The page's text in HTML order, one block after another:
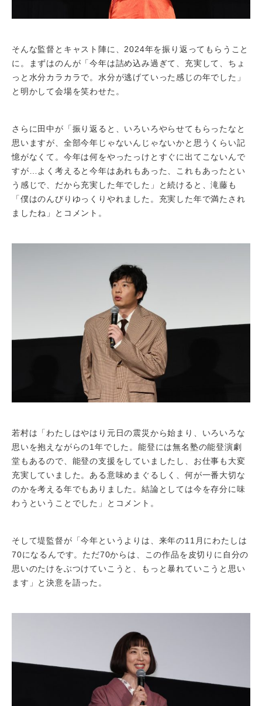
そんな監督とキャスト陣に、2024年を振り返ってもらうこと
に。まずはのんが「今年は詰め込み過ぎて、充実して、ちょ
っと水分カラカラで。水分が逃げていった感じの年でした」
と明かして会場を笑わせた。
さらに田中が「振り返ると、いろいろやらせてもらったなと
思いますが、全部今年じゃないんじゃないかと思うくらい記
憶がなくて。今年は何をやったっけとすぐに出てこないんで
すが…よく考えると今年はあれもあった、これもあったとい
う感じで、だから充実した年でした」と続けると、滝藤も
「僕はのんびりゆっくりやれました。充実した年で満たされ
ましたね」とコメント。
若村は「わたしはやはり元日の震災から始まり、いろいろな
思いを抱えながらの1年でした。能登には無名塾の能登演劇
堂もあるので、能登の支援をしていましたし、お仕事も大変
充実していました。ある意味めまぐるしく、何が一番大切な
のかを考える年でもありました。結論としては今を存分に味
わうということでした」とコメント。
そして堤監督が「今年というよりは、来年の11月にわたしは
70になるんです。ただ70からは、この作品を皮切りに自分の
思いのたけをぶつけていこうと、もっと暴れていこうと思い
ます」と決意を語った。